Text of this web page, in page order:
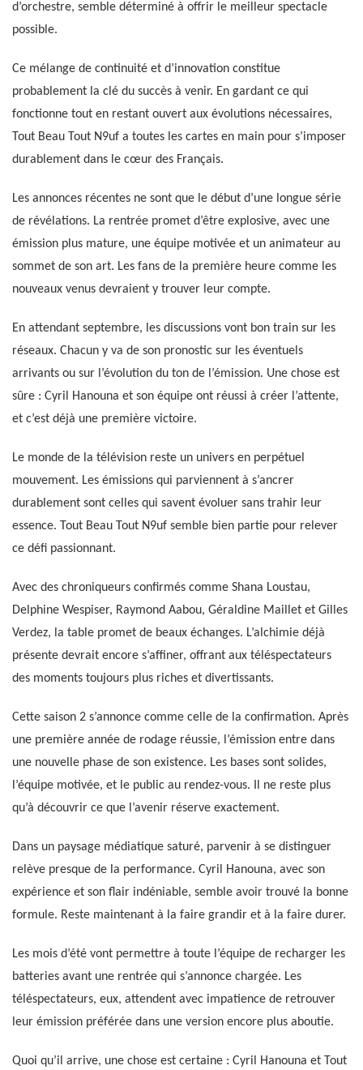
d’orchestre, semble déterminé à offrir le meilleur spectacle
possible.
Ce mélange de continuité et d’innovation constitue
probablement la clé du succès à venir. En gardant ce qui
fonctionne tout en restant ouvert aux évolutions nécessaires,
Tout Beau Tout N9uf a toutes les cartes en main pour s’imposer
durablement dans le cœur des Français.
Les annonces récentes ne sont que le début d’une longue série
de révélations. La rentrée promet d’être explosive, avec une
émission plus mature, une équipe motivée et un animateur au
sommet de son art. Les fans de la première heure comme les
nouveaux venus devraient y trouver leur compte.
En attendant septembre, les discussions vont bon train sur les
réseaux. Chacun y va de son pronostic sur les éventuels
arrivants ou sur l’évolution du ton de l’émission. Une chose est
sûre : Cyril Hanouna et son équipe ont réussi à créer l’attente,
et c’est déjà une première victoire.
Le monde de la télévision reste un univers en perpétuel
mouvement. Les émissions qui parviennent à s’ancrer
durablement sont celles qui savent évoluer sans trahir leur
essence. Tout Beau Tout N9uf semble bien partie pour relever
ce défi passionnant.
Avec des chroniqueurs confirmés comme Shana Loustau,
Delphine Wespiser, Raymond Aabou, Géraldine Maillet et Gilles
Verdez, la table promet de beaux échanges. L’alchimie déjà
présente devrait encore s’affiner, offrant aux téléspectateurs
des moments toujours plus riches et divertissants.
Cette saison 2 s’annonce comme celle de la confirmation. Après
une première année de rodage réussie, l’émission entre dans
une nouvelle phase de son existence. Les bases sont solides,
l’équipe motivée, et le public au rendez-vous. Il ne reste plus
qu’à découvrir ce que l’avenir réserve exactement.
Dans un paysage médiatique saturé, parvenir à se distinguer
relève presque de la performance. Cyril Hanouna, avec son
expérience et son flair indéniable, semble avoir trouvé la bonne
formule. Reste maintenant à la faire grandir et à la faire durer.
Les mois d’été vont permettre à toute l’équipe de recharger les
batteries avant une rentrée qui s’annonce chargée. Les
téléspectateurs, eux, attendent avec impatience de retrouver
leur émission préférée dans une version encore plus aboutie.
Quoi qu’il arrive, une chose est certaine : Cyril Hanouna et Tout